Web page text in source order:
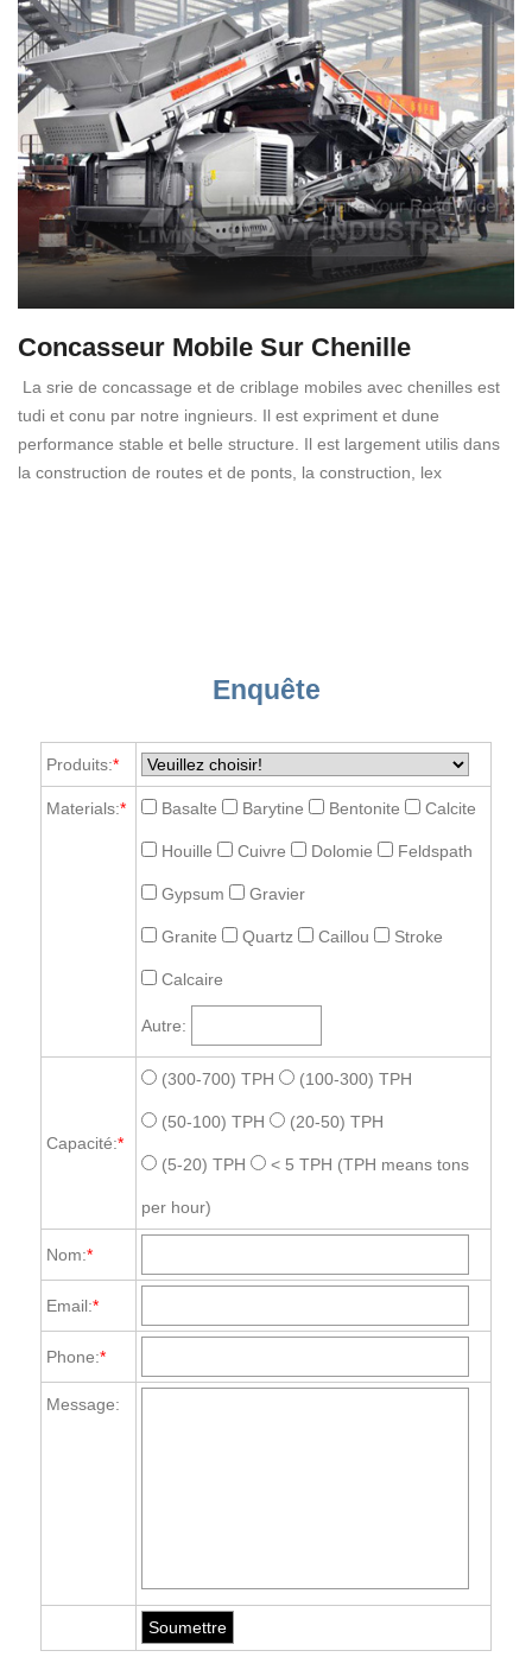
Concasseur Mobile Sur Chenille
La srie de concassage et de criblage mobiles avec chenilles est
tudi et conu par notre ingnieurs. Il est expriment et dune
performance stable et belle structure. Il est largement utilis dans
la construction de routes et de ponts, la construction, lex
Enquête
Produits:*
Materials:* Basalte Barytine Bentonite Calcite
Houille Cuivre Dolomie Feldspath
Gypsum Gravier
Granite Quartz Caillou Stroke
Calcaire
Autre:
Capacité:*
(300-700) TPH (100-300) TPH
(50-100) TPH (20-50) TPH
(5-20) TPH < 5 TPH (TPH means tons
per hour)
Nom:*
Email:*
Phone:*
Message: